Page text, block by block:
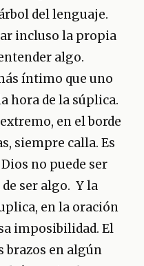
del lenguaje.
incluso la propia
algo.
íntimo que uno
hora de la súplica.
en el borde
siempre calla. Es
no puede ser
ser algo. Y la
en la oración
imposibilidad. El
brazos en algún